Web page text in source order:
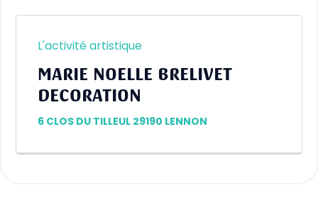
L'activité artistique
MARIE NOELLE BRELIVET
DECORATION
6 CLOS DU TILLEUL 29190 LENNON